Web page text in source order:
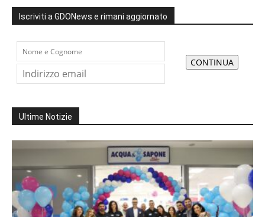
Iscriviti a GDONews e rimani aggiornato
Ultime Notizie